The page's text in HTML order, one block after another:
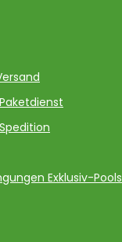
Exklusiv-Pools